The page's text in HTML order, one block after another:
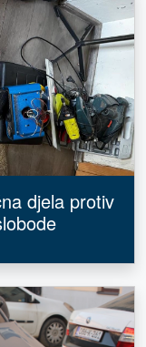
djela protiv